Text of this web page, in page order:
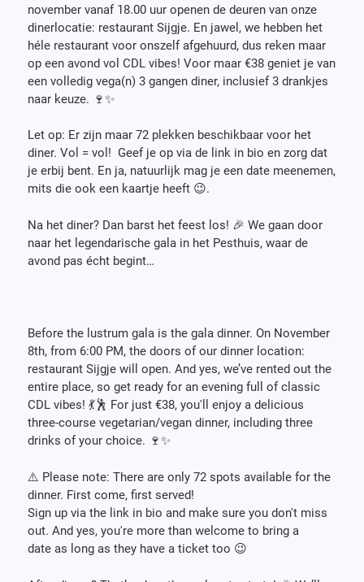
november vanaf 18.00 uur openen de deuren van onze
dinerlocatie: restaurant Sijgje. En jawel, we hebben het
héle restaurant voor onszelf afgehuurd, dus reken maar
op een avond vol CDL vibes! Voor maar €38 geniet je van
een volledig vega(n) 3 gangen diner, inclusief 3 drankjes
naar keuze. 🍷✨
Let op: Er zijn maar 72 plekken beschikbaar voor het
diner. Vol = vol! Geef je op via de link in bio en zorg dat
je erbij bent. En ja, natuurlijk mag je een date meenemen,
mits die ook een kaartje heeft 😉.
Na het diner? Dan barst het feest los! 🎉 We gaan door
naar het legendarische gala in het Pesthuis, waar de
avond pas écht begint…
Before the lustrum gala is the gala dinner. On November
8th, from 6:00 PM, the doors of our dinner location:
restaurant Sijgje will open. And yes, we’ve rented out the
entire place, so get ready for an evening full of classic
CDL vibes! 💃🕺 For just €38, you'll enjoy a delicious
three-course vegetarian/vegan dinner, including three
drinks of your choice. 🍷✨
⚠️ Please note: There are only 72 spots available for the
dinner. First come, first served!
Sign up via the link in bio and make sure you don't miss
out. And yes, you're more than welcome to bring a
date as long as they have a ticket too 😉